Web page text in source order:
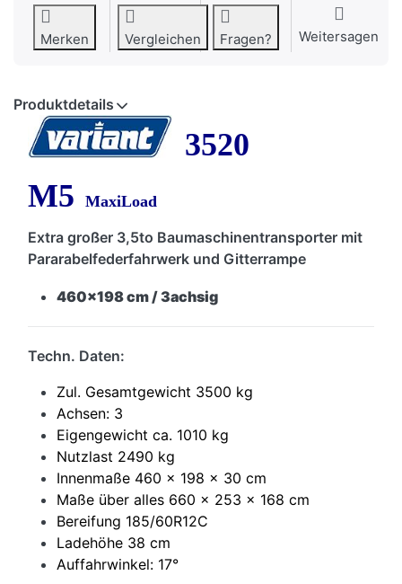
Merken Vergleichen Fragen? Weitersagen
Produktdetails
3520
M5
MaxiLoad
Extra großer 3,5to Baumaschinentransporter mit
Pararabelfederfahrwerk und Gitterrampe
460x198 cm / 3achsig
Techn. Daten:
Zul. Gesamtgewicht 3500 kg
Achsen: 3
Eigengewicht ca. 1010 kg
Nutzlast 2490 kg
Innenmaße 460 x 198 x 30 cm
Maße über alles 660 x 253 x 168 cm
Bereifung 185/60R12C
Ladehöhe 38 cm
Auffahrwinkel: 17°